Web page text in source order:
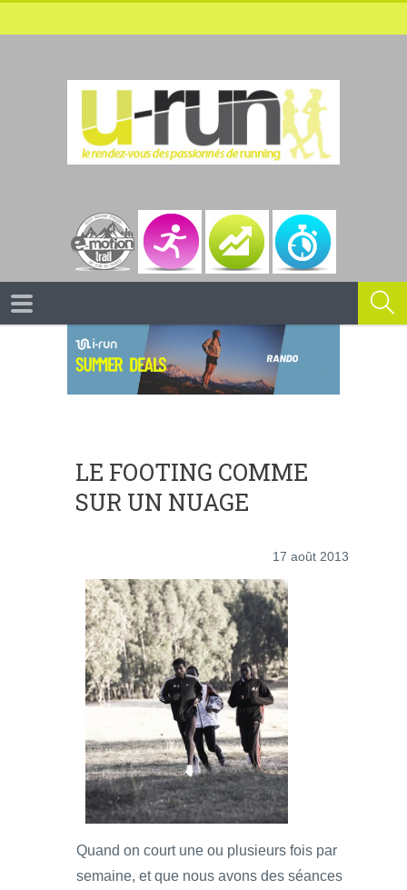
LE FOOTING COMME
SUR UN NUAGE
17 août 2013
Quand on court une ou plusieurs fois par
semaine, et que nous avons des séances